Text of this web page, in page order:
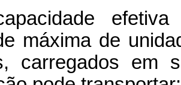
efetiva
máxima de
carregados em